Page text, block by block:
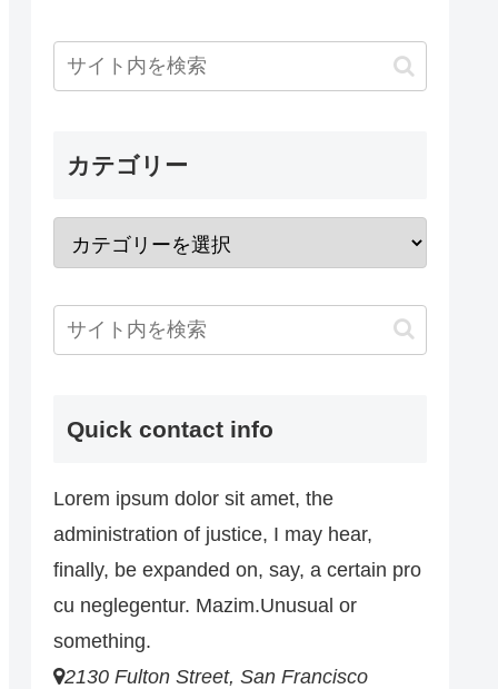
カテゴリー
Quick contact info
Lorem ipsum dolor sit amet, the
administration of justice, I may hear,
finally, be expanded on, say, a certain pro
cu neglegentur. Mazim.Unusual or
something.
2130 Fulton Street, San Francisco